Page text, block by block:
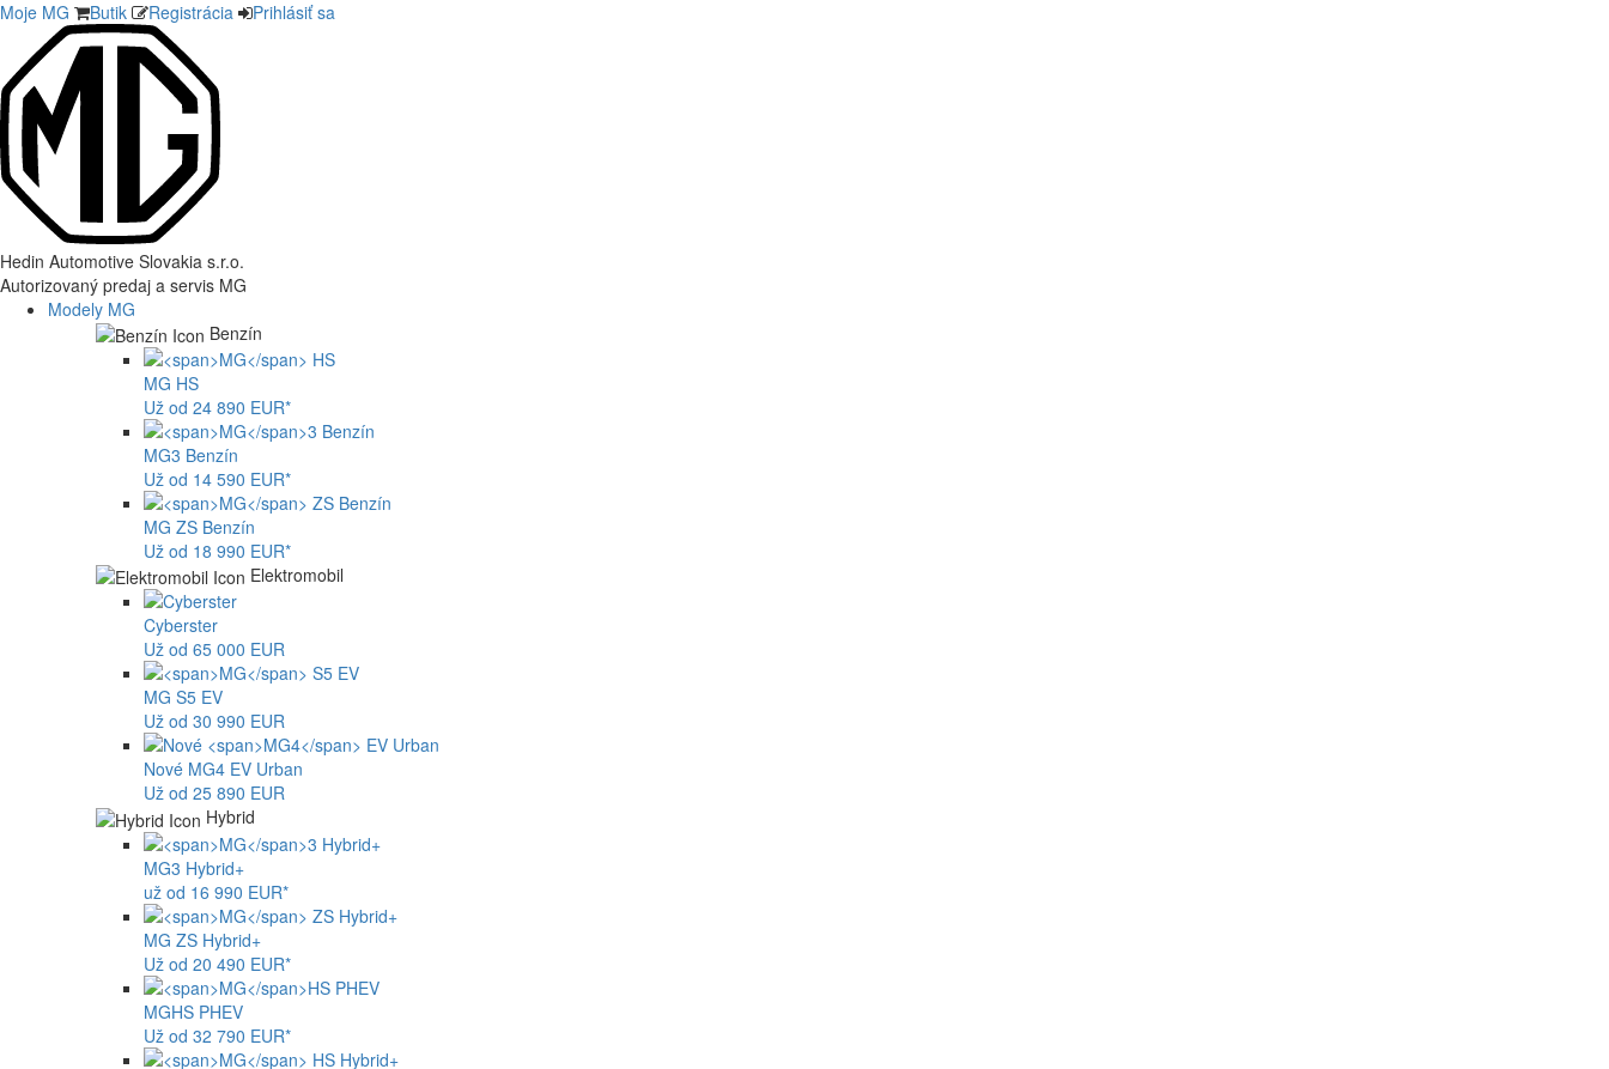
Moje MG Butik Registrácia Prihlásiť sa
Hedin Automotive Slovakia s.r.o.
Autorizovaný predaj a servis MG
Modely MG
Benzín
MG HS
Už od 24 890 EUR*
MG3 Benzín
Už od 14 590 EUR*
MG ZS Benzín
Už od 18 990 EUR*
Elektromobil
Cyberster
Už od 65 000 EUR
MG S5 EV
Už od 30 990 EUR
Nové MG4 EV Urban
Už od 25 890 EUR
Hybrid
MG3 Hybrid+
už od 16 990 EUR*
MG ZS Hybrid+
Už od 20 490 EUR*
MGHS PHEV
Už od 32 790 EUR*